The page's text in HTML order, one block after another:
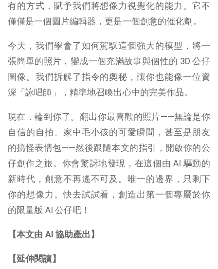
有的方式，賦予我們將想像力視覺化的能力。它不
僅僅是一個圖片編輯器，更是一個創意的催化劑。
今天，我們學會了如何駕馭這個強大的模型，將一
張簡單的照片，變成一個充滿故事與個性的 3D 公仔
圖像。我們拆解了指令的奧秘，讓你也能像一位資
深「詠唱師」，精準地召喚出心中的完美作品。
現在，輪到你了。翻出你最喜歡的照片——無論是你
自信的自拍、家中毛小孩的可愛瞬間，甚至是朋友
的搞怪表情包——然後跟隨本文的指引，開啟你的公
仔創作之旅。你會驚訝地發現，在這個由 AI 驅動的
新時代，創意不再遙不可及。唯一的邊界，只剩下
你的想像力。快去試試看，創造出第一個專屬於你
的限量版 AI 公仔吧！
【本文由 AI 協助產出】
【延伸閱讀】